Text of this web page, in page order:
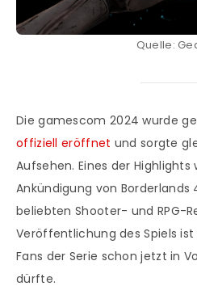
Quelle:
Die gamescom 2024 wurde
offiziell eröffnet und sorgte
Aufsehen. Eines der Highlights
Ankündigung von
beliebten Shooter- und RPG-
Veröffentlichung des Spiels
Fans der Serie schon jetzt in
dürfte.